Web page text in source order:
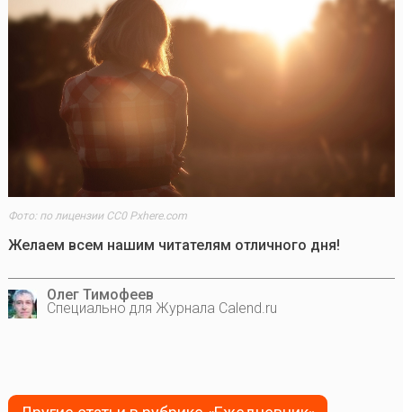
Фото: по лицензии CC0 Pxhere.com
Желаем всем нашим читателям отличного дня!
Олег Тимофеев
Специально для Журнала Calend.ru